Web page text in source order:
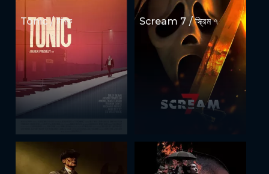
Tonic / টনিক Scream 7 / স্ক্রিম ৭